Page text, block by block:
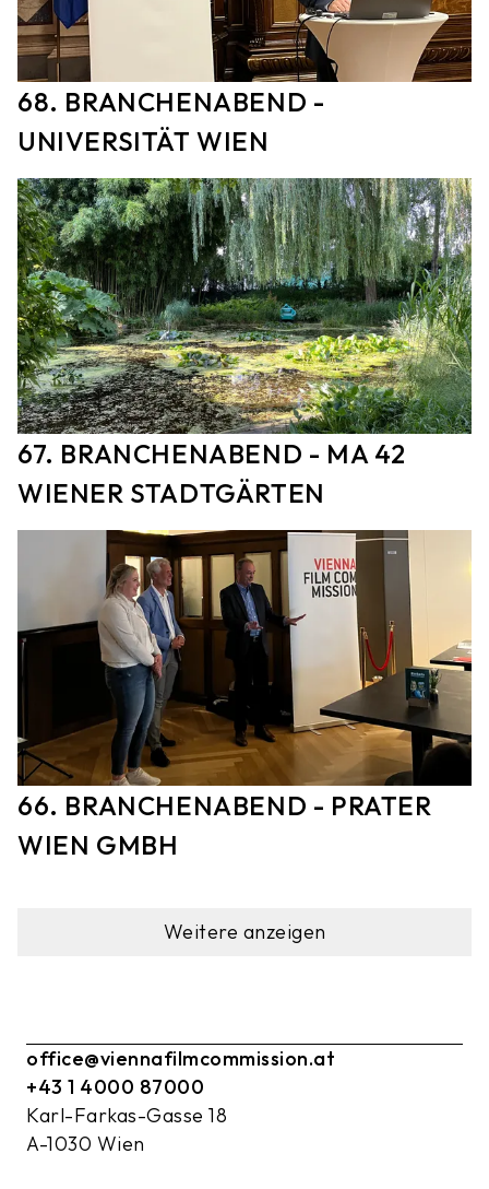
68. BRANCHENABEND -
UNIVERSITÄT WIEN
67. BRANCHENABEND - MA 42
WIENER STADTGÄRTEN
66. BRANCHENABEND - PRATER
WIEN GMBH
Weitere anzeigen
office@viennafilmcommission.at
+43 1 4000 87000
Karl-Farkas-Gasse 18
A-1030 Wien